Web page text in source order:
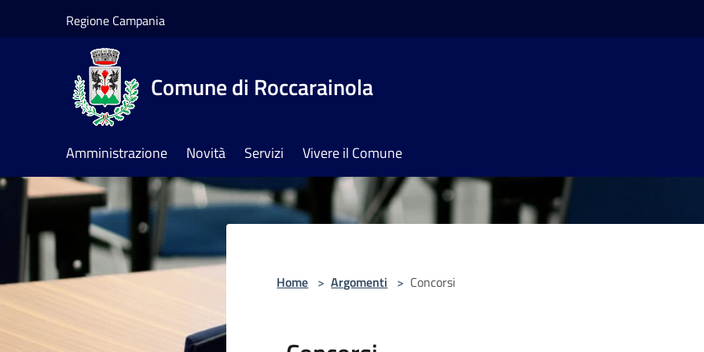
Regione Campania
Comune di Roccarainola
Amministrazione Novità Servizi Vivere il Comune
Home > Argomenti > Concorsi